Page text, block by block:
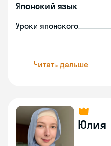
Японский язык
Уроки японского
Читать дальше
Юлия